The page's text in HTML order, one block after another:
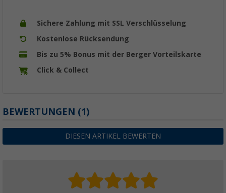
Sichere Zahlung mit SSL Verschlüsselung
Kostenlose Rücksendung
Bis zu 5% Bonus mit der Berger Vorteilskarte
Click & Collect
BEWERTUNGEN (1)
DIESEN ARTIKEL BEWERTEN